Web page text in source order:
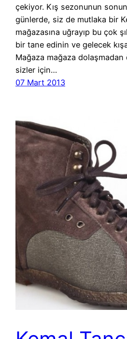
çekiyor. Kış sezonunun
günlerde, siz de mutlaka bir
mağazasına uğrayıp bu çok
bir tane edinin ve gelecek
Mağaza mağaza
sizler için…
07 Mart 2013